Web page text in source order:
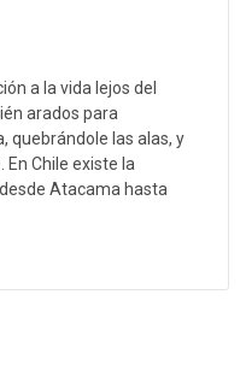
a la vida lejos del
arados para
quebrándole las alas, y
Chile existe la
Atacama hasta